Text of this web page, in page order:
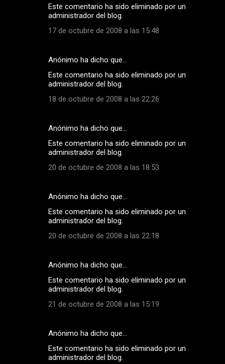
Este comentario ha sido eliminado por un
administrador del blog.
17 de octubre de 2008 a las 15:48
Anónimo ha dicho que…
Este comentario ha sido eliminado por un
administrador del blog.
18 de octubre de 2008 a las 22:26
Anónimo ha dicho que…
Este comentario ha sido eliminado por un
administrador del blog.
20 de octubre de 2008 a las 18:53
Anónimo ha dicho que…
Este comentario ha sido eliminado por un
administrador del blog.
20 de octubre de 2008 a las 22:18
Anónimo ha dicho que…
Este comentario ha sido eliminado por un
administrador del blog.
21 de octubre de 2008 a las 15:19
Anónimo ha dicho que…
Este comentario ha sido eliminado por un
administrador del blog.